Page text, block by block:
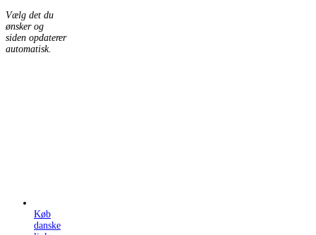
Vælg det du
ønsker og
siden opdaterer
automatisk.
Køb
danske